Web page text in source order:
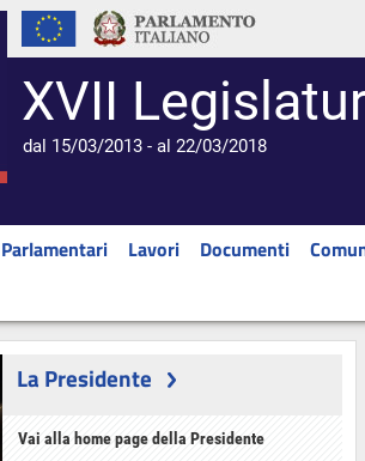
XVII
dal 15/03/2013 - al 22/03/2018
Lavori Documenti
La Presidente
Vai alla home page della Presidente